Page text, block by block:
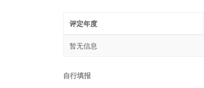
评定年度
暂无信息
自行填报